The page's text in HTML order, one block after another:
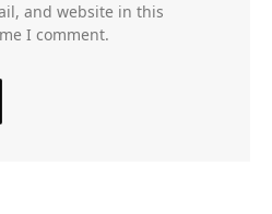
and website in this
I comment.